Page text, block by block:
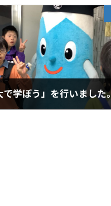
学ぼう」を行いました。